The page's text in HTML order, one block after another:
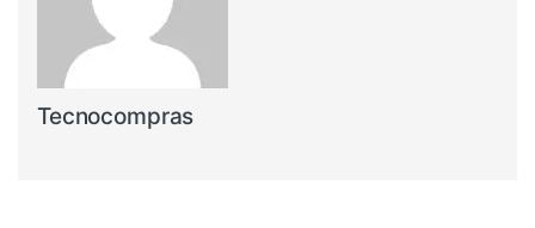
Tecnocompras